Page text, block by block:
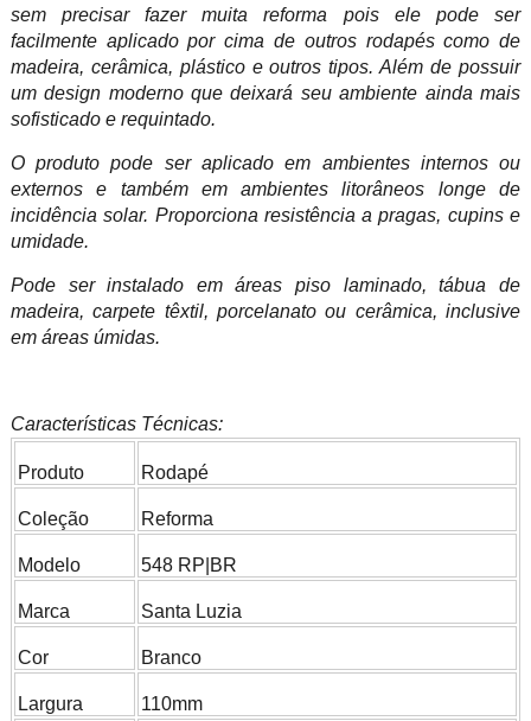
sem precisar fazer muita reforma pois ele pode ser
facilmente aplicado por cima de outros rodapés como de
madeira, cerâmica, plástico e outros tipos. Além de possuir
um design moderno que deixará seu ambiente ainda mais
sofisticado e requintado.
O produto pode ser aplicado em ambientes internos ou
externos e também em ambientes litorâneos longe de
incidência solar. Proporciona resistência a pragas, cupins e
umidade.
Pode ser instalado em áreas piso laminado, tábua de
madeira, carpete têxtil, porcelanato ou cerâmica, inclusive
em áreas úmidas.
Características Técnicas:
Produto Rodapé
Coleção Reforma
Modelo 548 RP|BR
Marca Santa Luzia
Cor Branco
Largura 110mm